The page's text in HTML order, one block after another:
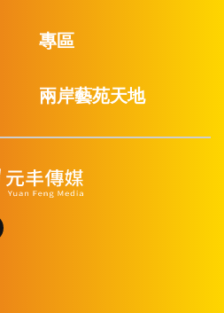
專區
兩岸藝苑天地